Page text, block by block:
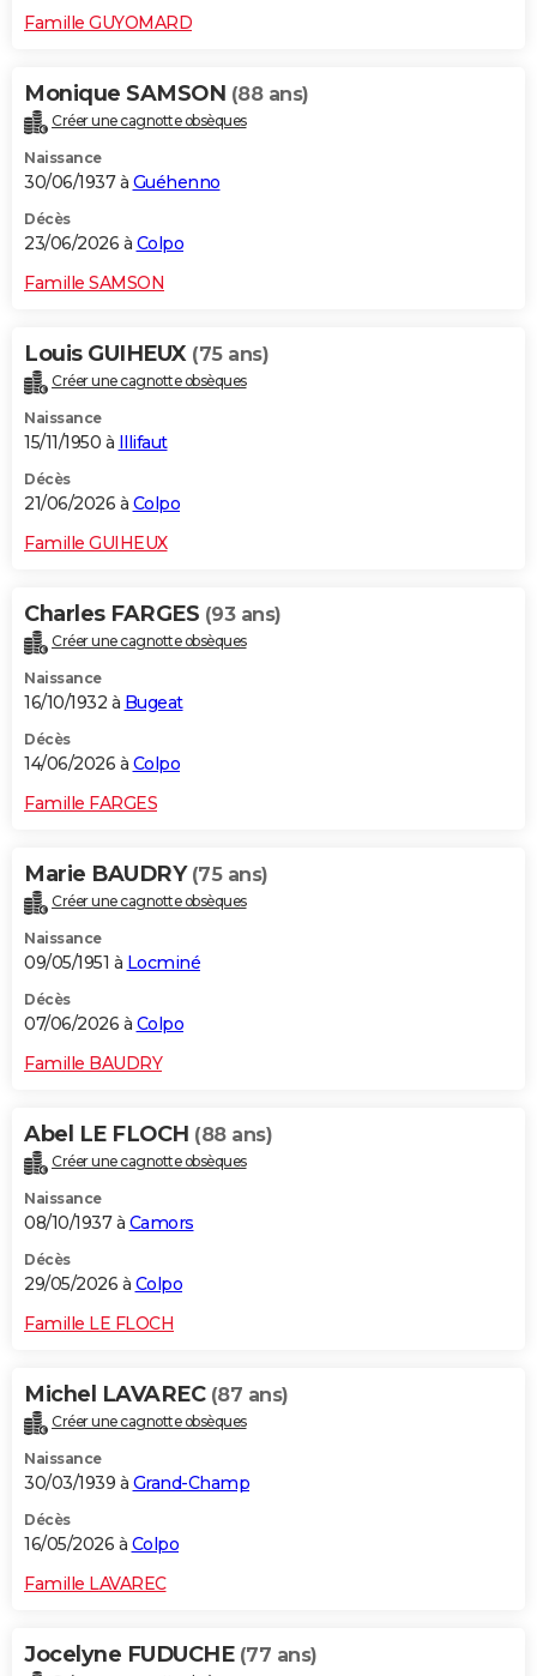
Famille GUYOMARD
Monique SAMSON (88 ans)
Créer une cagnotte obsèques
Naissance
30/06/1937 à Guéhenno
Décès
23/06/2026 à Colpo
Famille SAMSON
Louis GUIHEUX (75 ans)
Créer une cagnotte obsèques
Naissance
15/11/1950 à Illifaut
Décès
21/06/2026 à Colpo
Famille GUIHEUX
Charles FARGES (93 ans)
Créer une cagnotte obsèques
Naissance
16/10/1932 à Bugeat
Décès
14/06/2026 à Colpo
Famille FARGES
Marie BAUDRY (75 ans)
Créer une cagnotte obsèques
Naissance
09/05/1951 à Locminé
Décès
07/06/2026 à Colpo
Famille BAUDRY
Abel LE FLOCH (88 ans)
Créer une cagnotte obsèques
Naissance
08/10/1937 à Camors
Décès
29/05/2026 à Colpo
Famille LE FLOCH
Michel LAVAREC (87 ans)
Créer une cagnotte obsèques
Naissance
30/03/1939 à Grand-Champ
Décès
16/05/2026 à Colpo
Famille LAVAREC
Jocelyne FUDUCHE (77 ans)